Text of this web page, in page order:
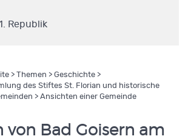
Republik
> Themen > Geschichte >
des Stiftes St. Florian und historische
> Ansichten einer Gemeinde
von Bad Goisern am